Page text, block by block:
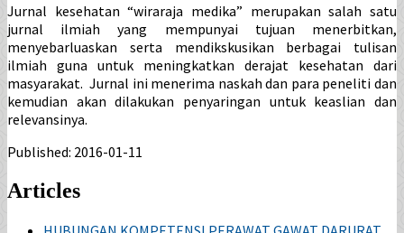
Jurnal kesehatan “wiraraja medika” merupakan salah satu
jurnal ilmiah yang mempunyai tujuan menerbitkan,
menyebarluaskan serta mendikskusikan berbagai tulisan
ilmiah guna untuk meningkatkan derajat kesehatan dari
masyarakat. Jurnal ini menerima naskah dan para peneliti dan
kemudian akan dilakukan penyaringan untuk keaslian dan
relevansinya.
Published: 2016-01-11
Articles